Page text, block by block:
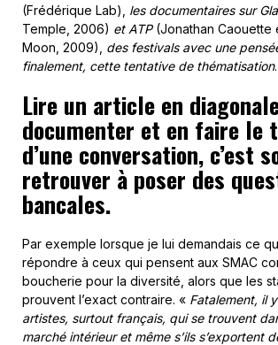
(Frédérique Lab),
les documentaires sur
Temple, 2006) et ATP(Jonathan Caouette
Moon, 2009), des festivals avec une
finalement, cette tentative de thématisation
Lire un article en
documenter et en faire le
d’une conversation, c’est
retrouver à poser des
bancales.
Par exemple lorsque je lui demandais ce
répondre à ceux qui pensent aux SMAC
boucherie pour la diversité, alors que les
prouvent l’exact contraire. « Fatalement, il
artistes, surtout français, qui se trouvent
marché intérieur et même s’ils s’exportent